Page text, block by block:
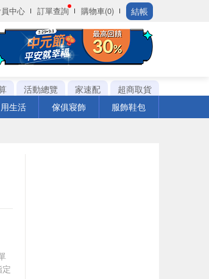
中心 訂單查詢 購物車(0) 結帳
活動總覽 家速配
超商取貨
生活 傢俱寢飾 服飾鞋包